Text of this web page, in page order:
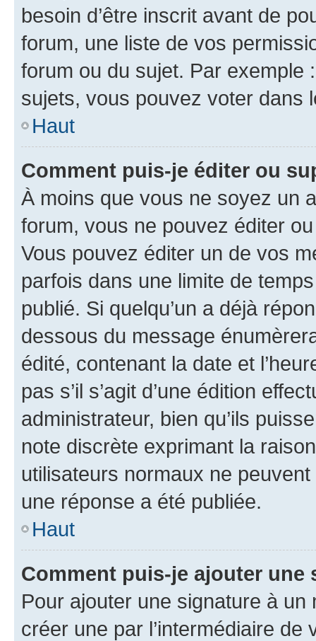
besoin d’être inscrit avant de
forum, une liste de vos
forum ou du sujet. Par exemple
sujets, vous pouvez voter dans
Haut
Comment puis-je éditer ou
À moins que vous ne soyez un
forum, vous ne pouvez éditer
Vous pouvez éditer un de vos
parfois dans une limite de
publié. Si quelqu’un a déjà
dessous du message
édité, contenant la date et
pas s’il s’agit d’une édition
administrateur, bien qu’ils
note discrète exprimant la
utilisateurs normaux ne
une réponse a été publiée.
Haut
Comment puis-je ajouter une
Pour ajouter une signature à un
créer une par l’intermédiaire